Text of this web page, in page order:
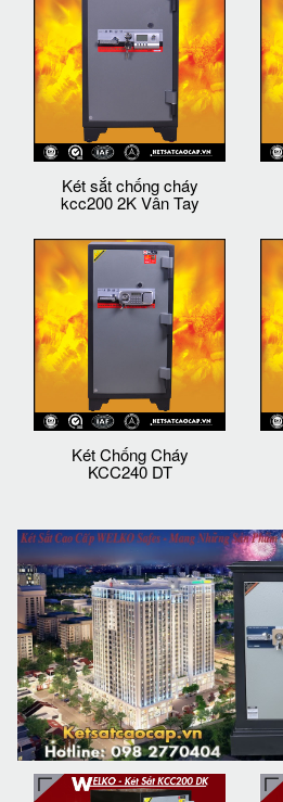
Két sắt chống cháy
kcc200 2K Vân Tay
Két Chống Cháy
KCC240 DT